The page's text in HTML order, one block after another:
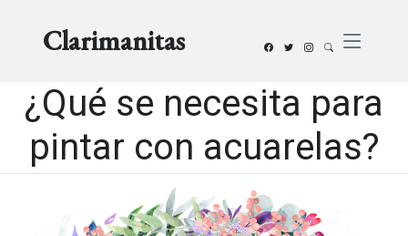
Clarimanitas
¿Qué se necesita para
pintar con acuarelas?